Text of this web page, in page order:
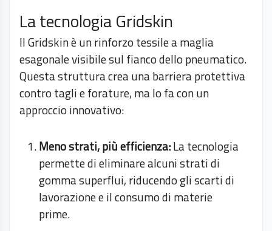
La tecnologia Gridskin
Il Gridskin è un rinforzo tessile a maglia
esagonale visibile sul fianco dello pneumatico.
Questa struttura crea una barriera protettiva
contro tagli e forature, ma lo fa con un
approccio innovativo:
Meno strati, più efficienza:La tecnologia
permette di eliminare alcuni strati di
gomma superflui, riducendo gli scarti di
lavorazione e il consumo di materie
prime.